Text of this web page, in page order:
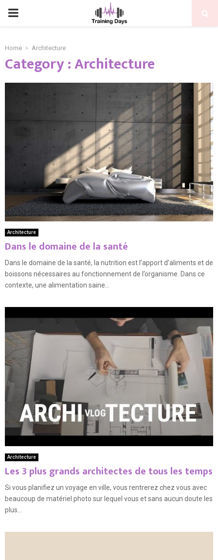
PRIMARY
Home Architecture
Category : Architecture
Architecture
Dans le domaine de la santé
Dans le domaine de la santé, la nutrition est l’apport d’aliments et de
boissons nécessaires au fonctionnement de l’organisme. Dans ce
contexte, une alimentation saine...
Architecture
Les 3 plus grands architectes de tous les temps
Si vous planifiez un voyage en ville, vous rentrerez chez vous avec
beaucoup de matériel photo sur lequel vous et sans aucun doute les
plus...